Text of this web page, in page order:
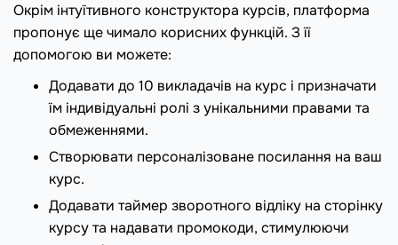
Окрім інтуїтивного конструктора курсів, платформа
пропонує ще чимало корисних функцій. З її
допомогою ви можете:
Додавати до 10 викладачів на курс і призначати
їм індивідуальні ролі з унікальними правами та
обмеженнями.
Створювати персоналізоване посилання на ваш
курс.
Додавати таймер зворотного відліку на сторінку
курсу та надавати промокоди, стимулюючи